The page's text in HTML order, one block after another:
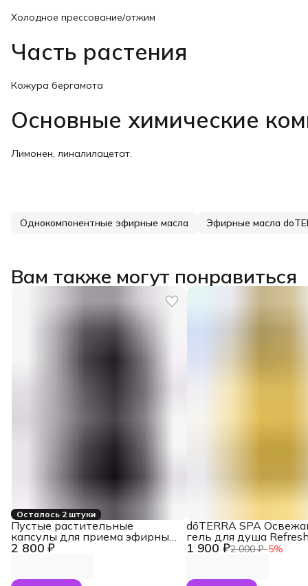
Холодное прессование/отжим
Часть растения
Кожура бергамота
Основные химические
Лимонен, линалилацетат.
Однокомпонентные эфирные масла Эфирные масла
Вам также могут понравиться
Осталось 2 штуки
2 800 ₽
Пустые растительные
капсулы для приема эфирных
масел внутрь dōTERRA, Veggie
1 900 ₽2 000 ₽−5%
dōTERRA SPA
гель для душа
Wash, 250 мл